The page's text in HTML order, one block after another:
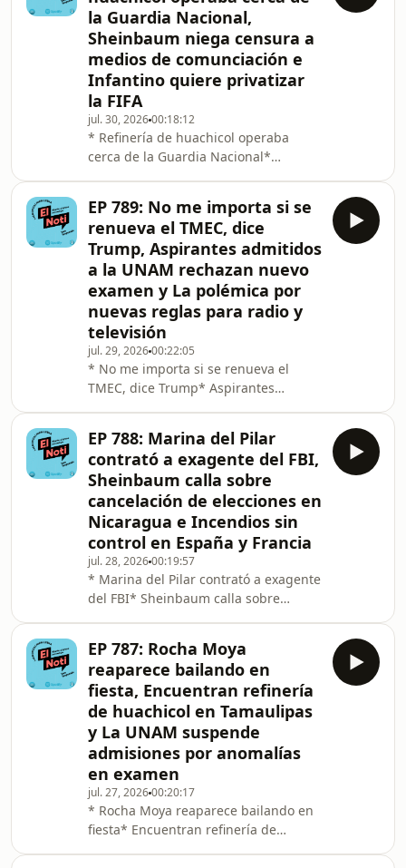
la Guardia Nacional,
Sheinbaum niega censura a
medios de comunciación e
Infantino quiere privatizar
la FIFA
jul. 30, 202600:18:12
* Refinería de huachicol operaba
cerca de la Guardia Nacional*
privatizar la FIFA
EP 789: No me importa si se
renueva el TMEC, dice
Trump, Aspirantes admitidos
a la UNAM rechazan nuevo
examen y La polémica por
nuevas reglas para radio y
televisión
jul. 29, 202600:22:05
* No me importa si se renueva el
TMEC, dice Trump* Aspirantes
reglas para radio y televisión
EP 788: Marina del Pilar
contrató a exagente del FBI,
Sheinbaum calla sobre
cancelación de elecciones en
Nicaragua e Incendios sin
control en España y Francia
jul. 28, 202600:19:57
* Marina del Pilar contrató a exagente
del FBI* Sheinbaum calla sobre
España y Francia
EP 787: Rocha Moya
reaparece bailando en
fiesta, Encuentran refinería
de huachicol en Tamaulipas
y La UNAM suspende
admisiones por anomalías
en examen
jul. 27, 202600:20:17
* Rocha Moya reaparece bailando en
fiesta* Encuentran refinería de